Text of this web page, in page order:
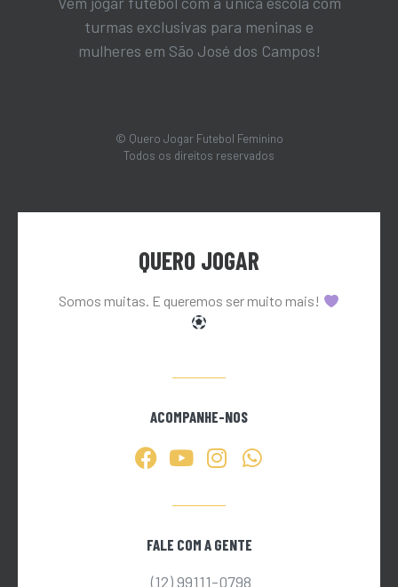
turmas exclusivas para meninas e
mulheres em São José dos Campos!
© Quero Jogar Futebol Feminino
Todos os direitos reservados
QUERO JOGAR
Somos muitas. E queremos ser muito mais!
ACOMPANHE-NOS
FALE COM A GENTE
(12) 99111-0798